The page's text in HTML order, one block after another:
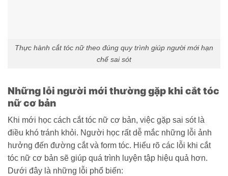
Thực hành cắt tóc nữ theo đúng quy trình giúp người mới hạn
chế sai sót
Những lỗi người mới thường gặp khi cắt tóc
nữ cơ bản
Khi mới học cách cắt tóc nữ cơ bản, việc gặp sai sót là
điều khó tránh khỏi. Người học rất dễ mắc những lỗi ảnh
hưởng đến đường cắt và form tóc. Hiểu rõ các lỗi khi cắt
tóc nữ cơ bản sẽ giúp quá trình luyện tập hiệu quả hơn.
Dưới đây là những lỗi phổ biến: